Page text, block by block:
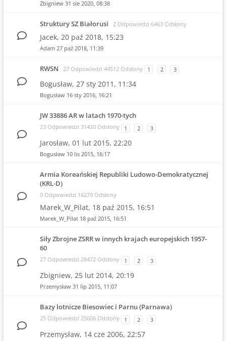
Zbigniew 31 sie 2020, 08:38
Struktury SZ Białorusi 2 Odpowiedzi 6463 Odsłony
Jacek, 20 paź 2018, 15:23
Adam 27 paź 2018, 11:39
RWSN 27 Odpowiedzi 44512 Odsłony 1 2 3
Bogusław, 27 sty 2011, 11:34
Bogusław 16 sty 2016, 16:21
JW 33886 AR w latach 1970-tych
23 Odpowiedzi 31420 Odsłony 1 2 3
Jarosław, 01 lut 2015, 22:20
Bogusław 10 lis 2015, 16:17
Armia Koreańskiej Republiki Ludowo-Demokratycznej
(KRL-D)
0 Odpowiedzi 16279 Odsłony
Marek_W_Pilat, 18 paź 2015, 16:51
Marek_W_Pilat 18 paź 2015, 16:51
Siły Zbrojne ZSRR w innych krajach europejskich 1957-
60
27 Odpowiedzi 28472 Odsłony 1 2 3
Zbigniew, 25 lut 2014, 20:19
Przemysław 31 lip 2015, 11:07
Bazy lotnicze Biesowiec i Parnu (Parnawa)
25 Odpowiedzi 25606 Odsłony 1 2 3
Przemysław, 14 cze 2006, 22:57